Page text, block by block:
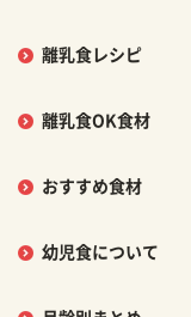
離乳食レシピ
離乳食OK食材
おすすめ食材
幼児食について